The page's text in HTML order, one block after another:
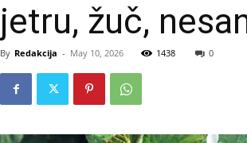
jetru, žuč,
By Redakcija - May 10, 2026 1438 0